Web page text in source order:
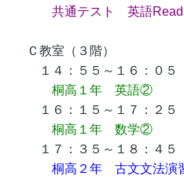
共通テスト 英語
Ｃ教室（３階）
１４：５５～１６：０５
桐高１年 英語②
１６：１５～１７：２５
桐高１年 数学②
１７：３５～１８：４５
桐高２年 古文文法演